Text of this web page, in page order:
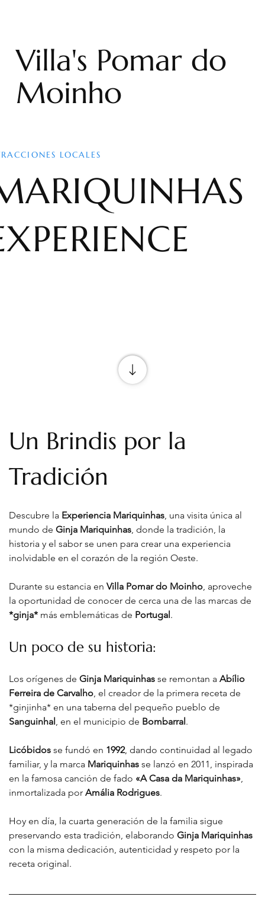
Villa's Pomar do
Moinho
LOCALES
Un Brindis por la
Tradición
Descubre la Experiencia Mariquinhas, una visita única al
mundo de Ginja Mariquinhas, donde la tradición, la
historia y el sabor se unen para crear una experiencia
inolvidable en el corazón de la región Oeste.
Durante su estancia en Villa Pomar do Moinho, aproveche
la oportunidad de conocer de cerca una de las marcas de
*ginja* más emblemáticas de Portugal.
Un poco de su historia:
Los orígenes de Ginja Mariquinhas se remontan a Abílio
Ferreira de Carvalho, el creador de la primera receta de
*ginjinha* en una taberna del pequeño pueblo de
Sanguinhal, en el municipio de Bombarral.
Licóbidos se fundó en 1992, dando continuidad al legado
familiar, y la marca Mariquinhas se lanzó en 2011, inspirada
en la famosa canción de fado «A Casa da Mariquinhas»,
inmortalizada por Amália Rodrigues.
Hoy en día, la cuarta generación de la familia sigue
preservando esta tradición, elaborando Ginja Mariquinhas
con la misma dedicación, autenticidad y respeto por la
receta original.